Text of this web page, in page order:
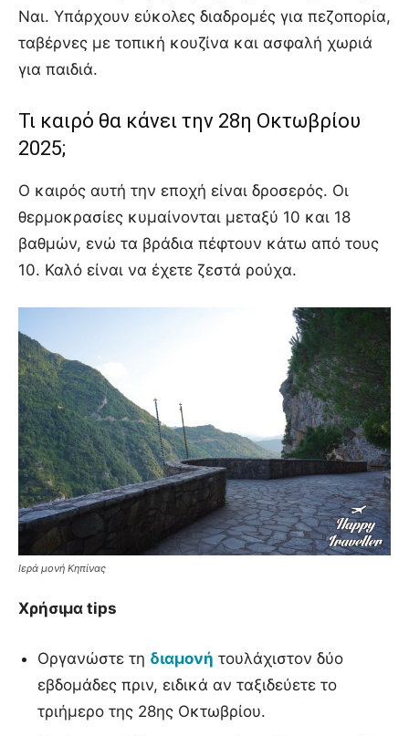
Ναι. Υπάρχουν εύκολες διαδρομές για πεζοπορία,
ταβέρνες με τοπική κουζίνα και ασφαλή χωριά
για παιδιά.
Τι καιρό θα κάνει την 28η Οκτωβρίου
2025;
Ο καιρός αυτή την εποχή είναι δροσερός. Οι
θερμοκρασίες κυμαίνονται μεταξύ 10 και 18
βαθμών, ενώ τα βράδια πέφτουν κάτω από τους
10. Καλό είναι να έχετε ζεστά ρούχα.
Ιερά μονή Κηπίνας
Χρήσιμα tips
Οργανώστε τη διαμονή τουλάχιστον δύο
εβδομάδες πριν, ειδικά αν ταξιδεύετε το
τριήμερο της 28ης Οκτωβρίου.